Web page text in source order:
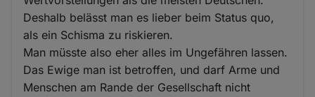
Deshalb belässt man es lieber beim Status quo,
als ein Schisma zu riskieren.
Man müsste also eher alles im Ungefähren lassen.
Das Ewige man ist betroffen, und darf Arme und
Menschen am Rande der Gesellschaft nicht